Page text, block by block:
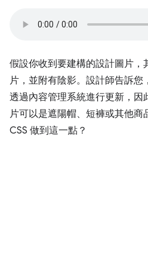
假設你收到要建構的設計圖片，
片，並附有陰影。設計師告訴
透過內容管理系統進行更新，因
片可以是遮陽帽、短褲或其他商
CSS 做到這一點？